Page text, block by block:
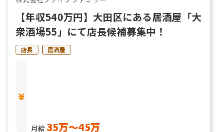
【年収540万円】大田区にある居酒屋「大
衆酒場55」にて店長候補募集中！
店長 居酒屋
月給 35万〜45万